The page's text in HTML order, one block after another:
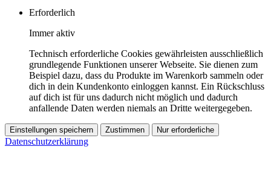
Erforderlich
Immer aktiv
Technisch erforderliche Cookies gewährleisten ausschließlich
grundlegende Funktionen unserer Webseite. Sie dienen zum
Beispiel dazu, dass du Produkte im Warenkorb sammeln oder
dich in dein Kundenkonto einloggen kannst. Ein Rückschluss
auf dich ist für uns dadurch nicht möglich und dadurch
anfallende Daten werden niemals an Dritte weitergegeben.
Einstellungen speichern Zustimmen Nur erforderliche
Datenschutzerklärung